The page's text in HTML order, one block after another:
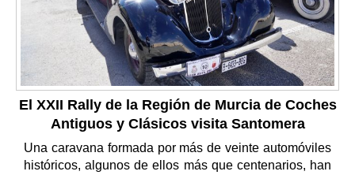
El XXII Rally de la Región de Murcia de Coches
Antiguos y Clásicos visita Santomera
Una caravana formada por más de veinte automóviles
históricos, algunos de ellos más que centenarios, han